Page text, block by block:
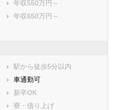
年収550万円～
年収650万円～
駅から徒歩5分以内
車通勤可
新卒OK
寮・借り上げ